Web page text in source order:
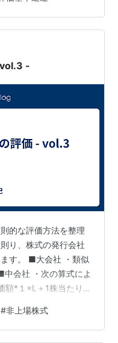
決権総数の5％未満で
社の役員（社長、理
1項第1号、第2号及び
において同じ。）で
申告期限までの間に
-
的な評価方法を整理
り、株式の発行会社
す。 ■大会社 ・類似
会社 ・次の算式によ
額*１×L＋1株当たりの
より計算することも
通達に定められてい
#非上場株式